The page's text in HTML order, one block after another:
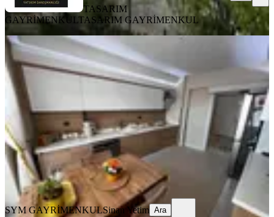
TASARIM
GAYRİMENKULTASARIM GAYRİMENKUL
BALKONLU
Sym'den Ayyıldız'da Manzaralı
Asansörlü Ebeveny B. Yapılı 4+1daire
Etimesgut, Ayyıldız Mahallesi
4+1·160 m²·7. Kat·24.07.2026
10.849.000 ₺
SYM GAYRİMENKULSinan Yetim
Ara
SYM GAYRİMENKULSinan Yetim Ara